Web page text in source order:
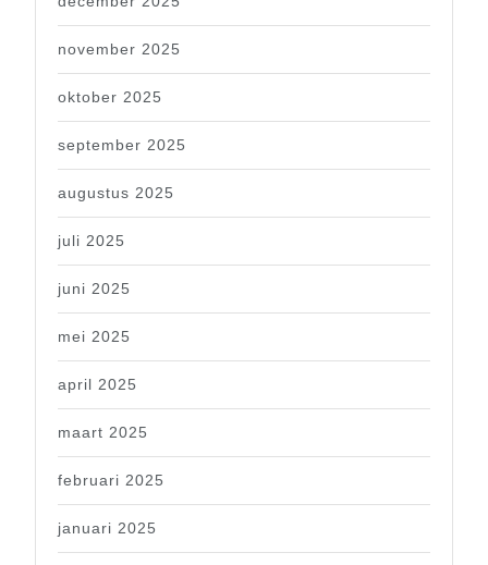
november 2025
oktober 2025
september 2025
augustus 2025
juli 2025
juni 2025
mei 2025
april 2025
maart 2025
februari 2025
januari 2025